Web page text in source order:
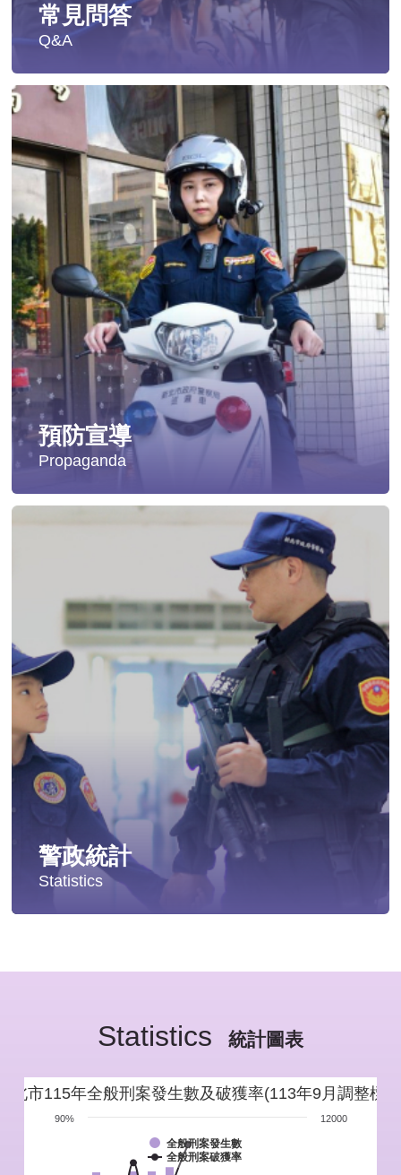
常見問答
Q&A
遭受性侵害時，可向哪些單位求助？
發生性侵害案件後，我可以請社工陪同嗎?
發生性侵害案件後，我需要去驗傷嗎?
遇到性騷擾案件之處理？
當你遭受到家庭暴力時該如何處理？
如何執行家庭暴力加害人訪查、訪查對象及期間為何?
預防宣導
Propaganda
影音專區
交通安全
警政統計
Statistics
新北市重要警政統計指標
警政性別統計
警政統計通報
警政統計懶人包
Statistics 統計圖表
北市115年全般刑案發生數及破獲率(113年9月調整標
全般刑案發生數
全般刑案破獲率
90% 12000